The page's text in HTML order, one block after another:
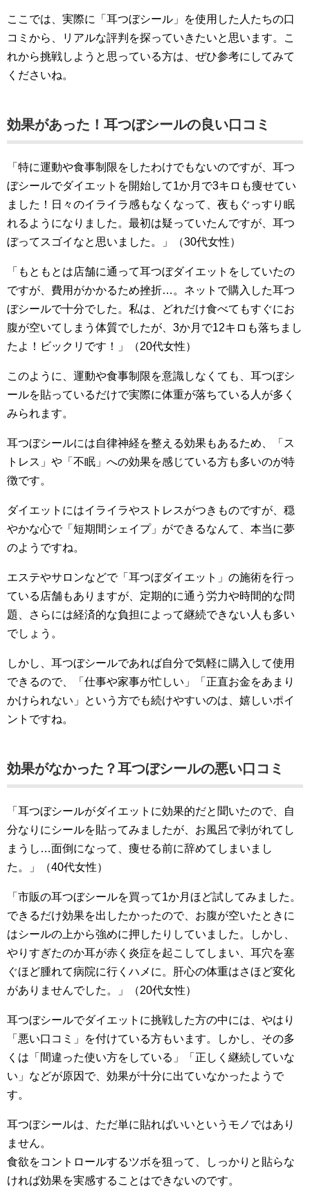
ここでは、実際に「耳つぼシール」を使用した人たちの口
コミから、リアルな評判を探っていきたいと思います。こ
れから挑戦しようと思っている方は、ぜひ参考にしてみて
くださいね。
効果があった！耳つぼシールの良い口コミ
「特に運動や食事制限をしたわけでもないのですが、耳つ
ぼシールでダイエットを開始して1か月で3キロも痩せてい
ました！日々のイライラ感もなくなって、夜もぐっすり眠
れるようになりました。最初は疑っていたんですが、耳つ
ぼってスゴイなと思いました。」（30代女性）
「もともとは店舗に通って耳つぼダイエットをしていたの
ですが、費用がかかるため挫折…。ネットで購入した耳つ
ぼシールで十分でした。私は、どれだけ食べてもすぐにお
腹が空いてしまう体質でしたが、3か月で12キロも落ちまし
たよ！ビックリです！」（20代女性）
このように、運動や食事制限を意識しなくても、耳つぼシ
ールを貼っているだけで実際に体重が落ちている人が多く
みられます。
耳つぼシールには自律神経を整える効果もあるため、「ス
トレス」や「不眠」への効果を感じている方も多いのが特
徴です。
ダイエットにはイライラやストレスがつきものですが、穏
やかな心で「短期間シェイプ」ができるなんて、本当に夢
のようですね。
エステやサロンなどで「耳つぼダイエット」の施術を行っ
ている店舗もありますが、定期的に通う労力や時間的な問
題、さらには経済的な負担によって継続できない人も多い
でしょう。
しかし、耳つぼシールであれば自分で気軽に購入して使用
できるので、「仕事や家事が忙しい」「正直お金をあまり
かけられない」という方でも続けやすいのは、嬉しいポイ
ントですね。
効果がなかった？耳つぼシールの悪い口コミ
「耳つぼシールがダイエットに効果的だと聞いたので、自
分なりにシールを貼ってみましたが、お風呂で剥がれてし
まうし…面倒になって、痩せる前に辞めてしまいまし
た。」（40代女性）
「市販の耳つぼシールを買って1か月ほど試してみました。
できるだけ効果を出したかったので、お腹が空いたときに
はシールの上から強めに押したりしていました。しかし、
やりすぎたのか耳が赤く炎症を起こしてしまい、耳穴を塞
ぐほど腫れて病院に行くハメに。肝心の体重はさほど変化
がありませんでした。」（20代女性）
耳つぼシールでダイエットに挑戦した方の中には、やはり
「悪い口コミ」を付けている方もいます。しかし、その多
くは「間違った使い方をしている」「正しく継続していな
い」などが原因で、効果が十分に出ていなかったようで
す。
耳つぼシールは、ただ単に貼ればいいというモノではあり
ません。
食欲をコントロールするツボを狙って、しっかりと貼らな
ければ効果を実感することはできないのです。